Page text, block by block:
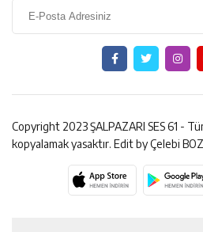
Copyright 2023 ŞALPAZARI SES 61 -
kopyalamak yasaktır. Edit by Çelebi